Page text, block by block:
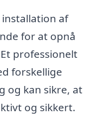
af
for at opnå
professionelt
forskellige
og kan sikre, at
og sikkert.